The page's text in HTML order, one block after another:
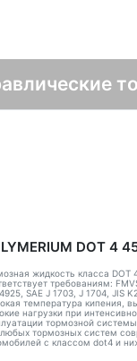
DOT 4
жидкость класса DOT
требованиям:
SAE J 1703, J 1704, JIS
температура кипения,
нагрузки при
тормозной
тормозных систем
с классом dot4 и